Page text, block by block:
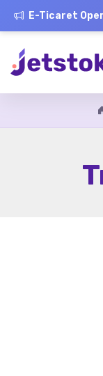
E-Ticaret